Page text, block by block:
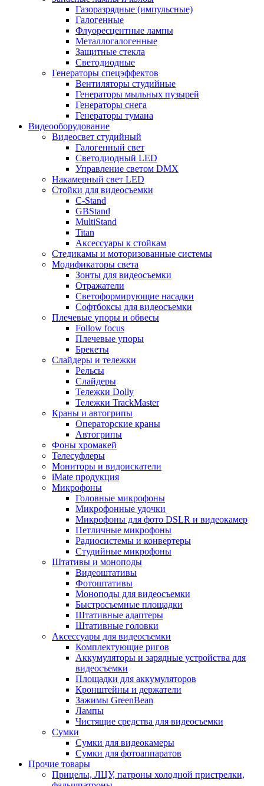
Газоразрядные (импульсные)
Галогенные
Флуоресцентные лампы
Металлогалогенные
Защитные стекла
Светодиодные
Генераторы спецэффектов
Вентиляторы студийные
Генераторы мыльных пузырей
Генераторы снега
Генераторы тумана
Видеооборудование
Видеосвет студийный
Галогенный свет
Светодиодный LED
Управление светом DMX
Накамерный свет LED
Стойки для видеосъемки
C-Stand
GBStand
MultiStand
Titan
Аксессуары к стойкам
Стедикамы и моторизованные системы
Модификаторы света
Зонты для видеосъемки
Отражатели
Светоформирующие насадки
Софтбоксы для видеосъемки
Плечевые упоры и обвесы
Follow focus
Плечевые упоры
Брекеты
Слайдеры и тележки
Рельсы
Слайдеры
Тележки Dolly
Тележки TrackMaster
Краны и автогрипы
Операторские краны
Автогрипы
Фоны хромакей
Телесуфлеры
Мониторы и видоискатели
iMate продукция
Микрофоны
Головные микрофоны
Микрофонные удочки
Микрофоны для фото DSLR и видеокамер
Петличные микрофоны
Радиосистемы и конвертеры
Студийные микрофоны
Штативы и моноподы
Видеоштативы
Фотоштативы
Моноподы для видеосъемки
Быстросъемные площадки
Штативные адаптеры
Штативные головки
Аксессуары для видеосъемки
Комплектующие ригов
Аккумуляторы и зарядные устройства для
видеосъемки
Площадки для аккумуляторов
Кронштейны и держатели
Зажимы GreenBean
Лампы
Чистящие средства для видеосъемки
Сумки
Сумки для видеокамеры
Сумки для фотоаппаратов
Прочие товары
Прицелы, ЛЦУ, патроны холодной пристрелки,